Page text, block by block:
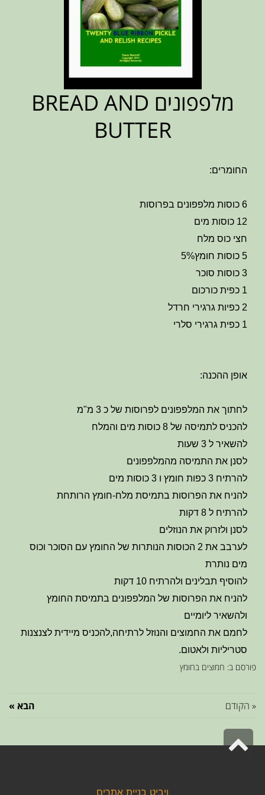
מלפפונים BREAD AND
BUTTER
החומרים:
6 כוסות מלפפונים בפרוסות
12 כוסות מים
חצי כוס מלח
5 כוסות חומץ5%
3 כוסות סוכר
1 כפית כורכום
2 כפיות גרגירי חרדל
1 כפית גרגירי סלרי
אופן ההכנה:
לחתוך את המלפפונים לפרוסות של כ 3 מ"מ
להכניס לתמיסה של 8 כוסות מים והמלח
להשאיר ל 3 שעות
לסנן את התמיסה מהמלפפונים
להרתיח 3 כפות חומץ ו 3 כוסות מים
להניח את הפרוסות בתמיסת מלח-חומץ הרותחת
להרתיח ל 8 דקות
לסנן ולזרוק את הנוזלים
לערבב את 2 הכוסות הנותרות של החומץ עם הסוכר וכוס
מים נותרת
להוסיף תבלינים ולהרתיח 10 דקות
להניח את הפרוסות של המלפפונים בתמיסת החומץ
ולהשאיר ליומיים
לחמם את החמוצים והנוזל לרתיחה,להכניס מיידית לצנצנות
סטריליות ולאטום.
פורסם ב: חמוצים בחומץ
« הקודם הבא »
גלילה